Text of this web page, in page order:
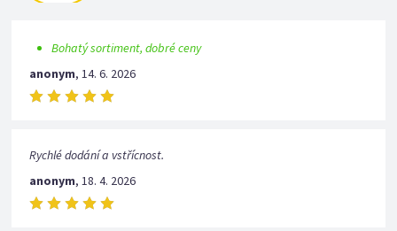
Bohatý sortiment, dobré ceny
anonym,14. 6. 2026
Rychlé dodání a vstřícnost.
anonym,18. 4. 2026